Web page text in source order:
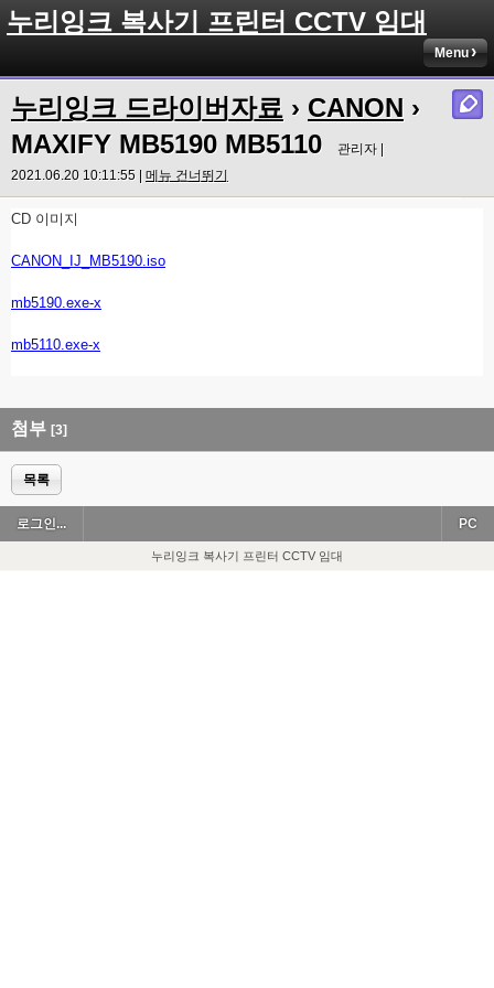
누리잉크 복사기 프린터 CCTV 임대
Menu
누리잉크 드라이버자료 › CANON ›
MAXIFY MB5190 MB5110
관리자 |
2021.06.20 10:11:55 | 메뉴 건너뛰기
CD 이미지
CANON_IJ_MB5190.iso
mb5190.exe-x
mb5110.exe-x
첨부 [3]
목록
로그인... PC
누리잉크 복사기 프린터 CCTV 임대